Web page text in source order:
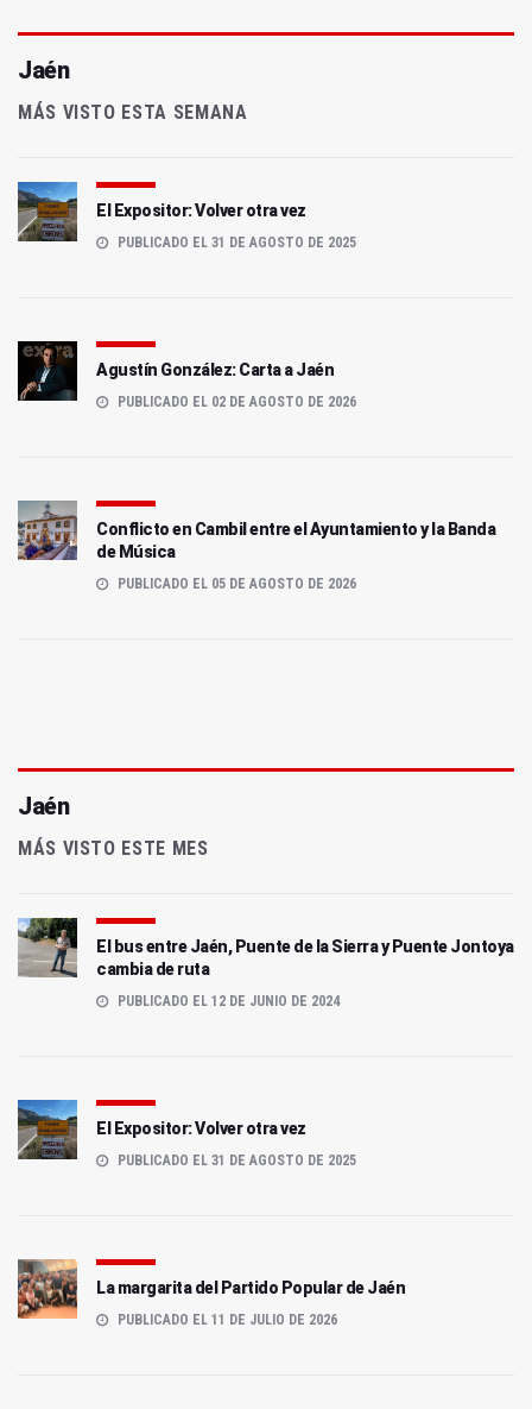
Jaén
MÁS VISTO ESTA SEMANA
El Expositor: Volver otra vez
PUBLICADO EL 31 DE AGOSTO DE 2025
Agustín González: Carta a Jaén
PUBLICADO EL 02 DE AGOSTO DE 2026
Conflicto en Cambil entre el Ayuntamiento y la Banda
de Música
PUBLICADO EL 05 DE AGOSTO DE 2026
Jaén
MÁS VISTO ESTE MES
El bus entre Jaén, Puente de la Sierra y Puente Jontoya
cambia de ruta
PUBLICADO EL 12 DE JUNIO DE 2024
El Expositor: Volver otra vez
PUBLICADO EL 31 DE AGOSTO DE 2025
La margarita del Partido Popular de Jaén
PUBLICADO EL 11 DE JULIO DE 2026